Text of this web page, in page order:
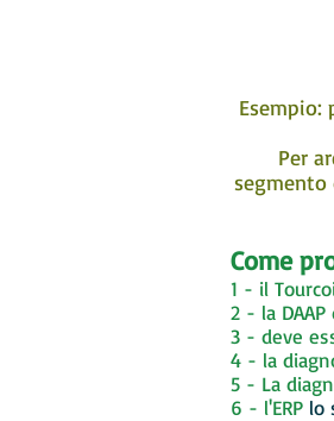
Esempio:
Per
segmento
Come
1 - il
2 - la
3 - deve
4 - la
5 - La
6 - l'ERP lo